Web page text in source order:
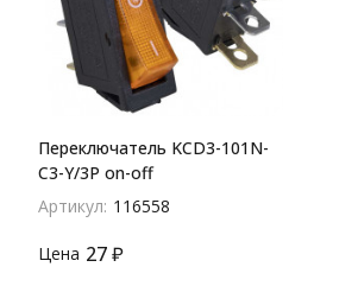
Переключатель KCD3-101N-
C3-Y/3P on-off
Артикул: 116558
Цена 27 ₽